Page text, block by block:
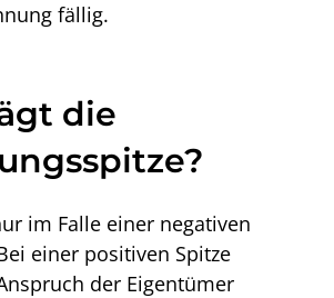
fällig.
die
im Falle einer negativen
einer positiven Spitze
der Eigentümer